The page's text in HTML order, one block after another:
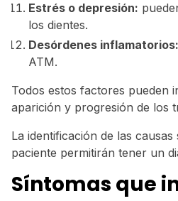
Estrés o depresión:
los dientes.
Desórdenes inflamatorios:
ATM.
Todos estos factores pueden
aparición y progresión de los
La identificación de las
paciente permitirán tener un
Síntomas que